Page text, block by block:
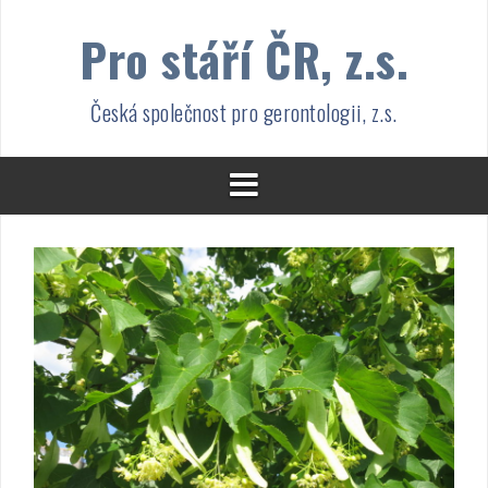
Pro stáří ČR, z.s.
Česká společnost pro gerontologii, z.s.